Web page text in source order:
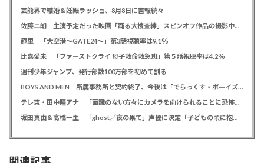
芸能界で結婚＆妊娠ラッシュ、8月8日に吉報続々
佐藤二朗 主演予定だった映画「踊る大捜査線」スピンオフ作品の撮影中止が正式に決定か
趣里 「大空港～GATE24～」第3話視聴率は9.1％
比嘉愛未 「ファーストクライ 母子救命救急班」第５話視聴率は4.2％
週刊少年ジャンプ、発行部数100万部を初めて割る
BOYS AND MEN 所属事務所と契約終了、今後は「でらっくす・ボーイズ」として活動
テレ東・田中瞳アナ 「面識のない方々にカメラを向けられることに恐怖を」 ロケ撮影時に勝手に撮影してくる人に注意喚起
堀田真由＆高橋一生 「ghost／夜の果て」声優に決定「子どもの頃に抱いていた言葉にはできない沢山の感情を思い出しました」